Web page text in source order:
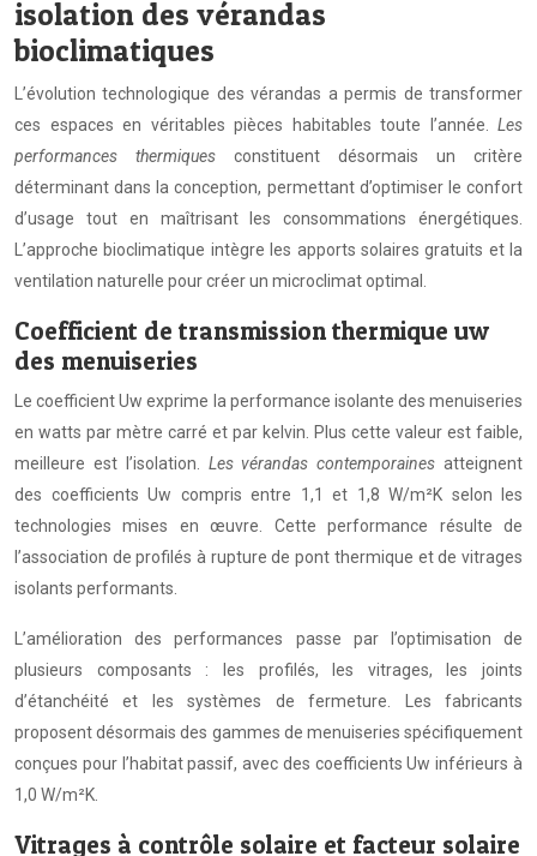
isolation des vérandas
bioclimatiques
L’évolution technologique des vérandas a permis de transformer
ces espaces en véritables pièces habitables toute l’année. Les
performances thermiques constituent désormais un critère
déterminant dans la conception, permettant d’optimiser le confort
d’usage tout en maîtrisant les consommations énergétiques.
L’approche bioclimatique intègre les apports solaires gratuits et la
ventilation naturelle pour créer un microclimat optimal.
Coefficient de transmission thermique uw
des menuiseries
Le coefficient Uw exprime la performance isolante des menuiseries
en watts par mètre carré et par kelvin. Plus cette valeur est faible,
meilleure est l’isolation. Les vérandas contemporaines atteignent
des coefficients Uw compris entre 1,1 et 1,8 W/m²K selon les
technologies mises en œuvre. Cette performance résulte de
l’association de profilés à rupture de pont thermique et de vitrages
isolants performants.
L’amélioration des performances passe par l’optimisation de
plusieurs composants : les profilés, les vitrages, les joints
d’étanchéité et les systèmes de fermeture. Les fabricants
proposent désormais des gammes de menuiseries spécifiquement
conçues pour l’habitat passif, avec des coefficients Uw inférieurs à
1,0 W/m²K.
Vitrages à contrôle solaire et facteur solaire